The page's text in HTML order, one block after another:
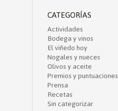
CATEGORÍAS
Actividades
Bodega y vinos
El viñedo hoy
Nogales y nueces
Olivos y aceite
Premios y puntuaciones
Prensa
Recetas
Sin categorizar